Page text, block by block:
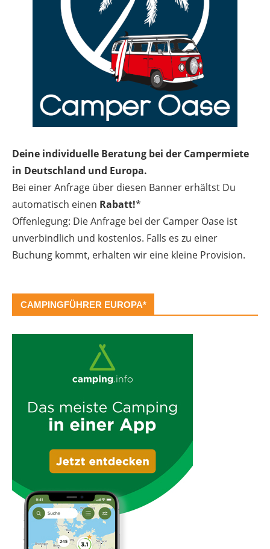
Deine individuelle Beratung bei der Campermiete
in Deutschland und Europa.
Bei einer Anfrage über diesen Banner erhältst Du
automatisch einen Rabatt!*
Offenlegung: Die Anfrage bei der Camper Oase ist
unverbindlich und kostenlos. Falls es zu einer
Buchung kommt, erhalten wir eine kleine Provision.
CAMPINGFÜHRER EUROPA*